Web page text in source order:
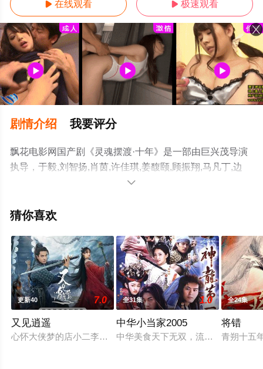
 在线观看  极速观看
剧情介绍 我要评分
飘花电影网国产剧《灵魂摆渡·十年》是一部由巨兴茂导演
执导，于毅,刘智扬,肖茵,许佳琪,姜馥颐,顾振翔,马凡丁,边
程,简宇熙,美懿,朱超艺,李羽桐,田广宇,杨子睿,郭信如,涂冰,
杨志刚,孙雪宁,陈冠英,黑子,李洛伊等演员精彩演绎的大陆
飘花影院，热播电视剧提前免费观看，更多剧情信息可移
步至豆瓣电视剧、电视猫或剧情网等平台了解。

猜你喜欢
更新40 7.0
又见逍遥
心怀大侠梦的店小⼆李逍遥（何与 饰），机缘巧合结识女娲后
全31集 1.0
中华小当家2005
中华美食天下无双，流传着很多引人
全24集
将错
青朔十五